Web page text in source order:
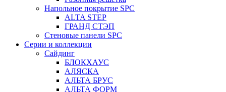
Напольное покрытие SPC
ALTA STEP
ГРАНД СТЭП
Стеновые панели SPC
Серии и коллекции
Сайдинг
БЛОКХАУС
АЛЯСКА
АЛЬТА БРУС
АЛЬТА ФОРМ